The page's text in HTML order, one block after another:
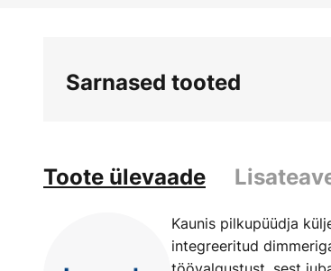
Sarnased tooted
Toote ülevaade
Kaunis pilkupüüdja
integreeritud